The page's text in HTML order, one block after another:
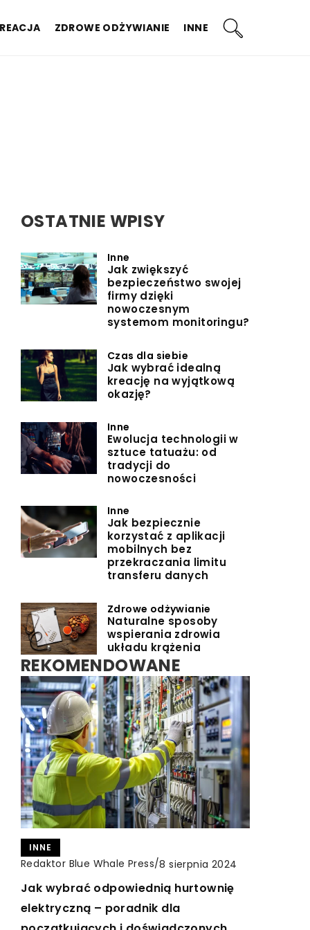
ZDROWE ODŻYWIANIE INNE
OSTATNIE WPISY
Inne
Jak zwiększyć
bezpieczeństwo swojej
firmy dzięki
nowoczesnym
systemom monitoringu?
Czas dla siebie
Jak wybrać idealną
kreację na wyjątkową
okazję?
Inne
Ewolucja technologii w
sztuce tatuażu: od
tradycji do
nowoczesności
Inne
Jak bezpiecznie
korzystać z aplikacji
mobilnych bez
przekraczania limitu
transferu danych
Zdrowe odżywianie
Naturalne sposoby
wspierania zdrowia
układu krążenia
REKOMENDOWANE
INNE
Redaktor Blue Whale Press/7 kwietnia 2025
Dlaczego cyfrowe karty
podarunkowe to idealne rozwiązanie
INNE
Redaktor Blue Whale Press/8 sierpnia 2024
Jak wybrać odpowiednią hurtownię
elektryczną – poradnik dla
INNE
Redaktor Blue Whale Press/2 września 2024
Jak skutecznie pakować żywność –
praktyczne porady dla pracowników